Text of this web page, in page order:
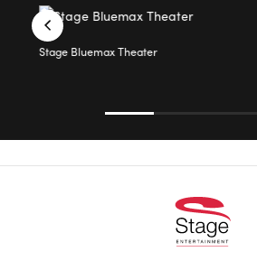
Stage Bluemax Theater